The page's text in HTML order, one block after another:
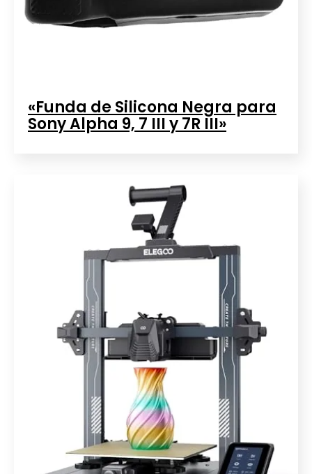
«Funda de Silicona Negra para
Sony Alpha 9, 7 III y 7R III»